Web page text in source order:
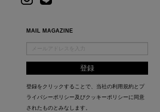
MAIL MAGAZINE
登録をクリックすることで、当社の利用規約と プ
ライバシーポリシー及びクッキーポリシー に同意
されたものとみなします。